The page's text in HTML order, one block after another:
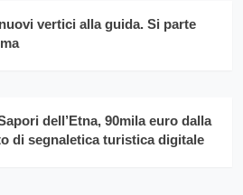
vertici alla guida. Si parte
dell’Etna, 90mila euro dalla
di segnaletica turistica digitale